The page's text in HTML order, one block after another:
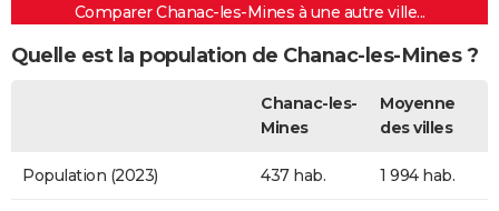
Comparer Chanac-les-Mines à une autre ville...
Quelle est la population de Chanac-les-Mines ?
Chanac-les-
Mines
Moyenne
des villes
Population (2023) 437 hab. 1 994 hab.